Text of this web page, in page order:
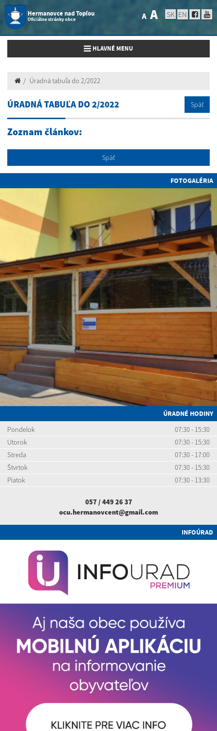
Hermanovce nad Topľou
Oficiálne stránky obce A A SK EN
Toggle navigation
HLAVNÉ MENU
Úradná tabuľa do 2/2022
ÚRADNÁ TABUĽA DO 2/2022 Späť
Zoznam článkov:
Späť
FOTOGALÉRIA
ÚRADNÉ HODINY
Pondelok
07:30 - 15:30
Utorok
07:30 - 15:30
Streda
07:30 - 17:00
Štvrtok
07:30 - 15:30
Piatok
07:30 - 13:30
057 / 449 26 37
ocu.hermanovcent@gmail.com
INFOÚRAD